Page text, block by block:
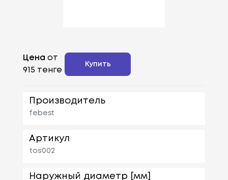
Цена от
915 тенге
Купить
Производитель
febest
Артикул
tos002
Наружный диаметр [мм]